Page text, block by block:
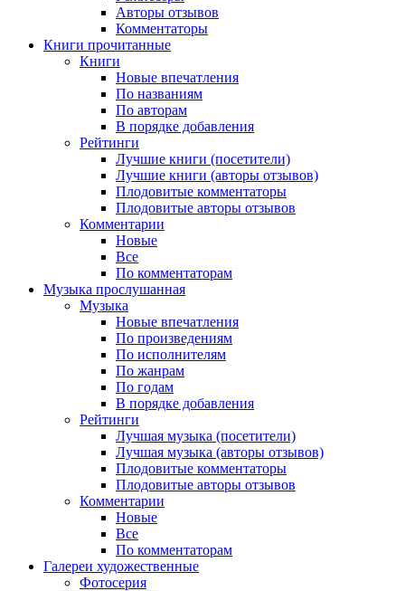
Авторы отзывов
Комментаторы
Книги прочитанные
Книги
Новые впечатления
По названиям
По авторам
В порядке добавления
Рейтинги
Лучшие книги (посетители)
Лучшие книги (авторы отзывов)
Плодовитые комментаторы
Плодовитые авторы отзывов
Комментарии
Новые
Все
По комментаторам
Музыка прослушанная
Музыка
Новые впечатления
По произведениям
По исполнителям
По жанрам
По годам
В порядке добавления
Рейтинги
Лучшая музыка (посетители)
Лучшая музыка (авторы отзывов)
Плодовитые комментаторы
Плодовитые авторы отзывов
Комментарии
Новые
Все
По комментаторам
Галереи художественные
Фотосерия